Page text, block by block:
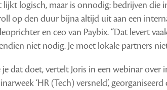
lijkt logisch, maar is onnodig: bedrijven
op den duur bijna altijd uit aan een
en ceo van Paybix. “Dat levert
niet nodig. Je moet lokale partners
je dat doet, vertelt Joris in een webinar
‘HR (Tech) versneld’,